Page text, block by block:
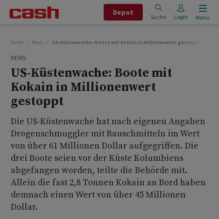
Depot
Suche Login Menu
Home News US-Küstenwache: Boote mit Kokain in Millionenwert gestoppt
NEWS
US-Küstenwache: Boote mit
Kokain in Millionenwert
gestoppt
Die US-Küstenwache hat nach eigenen Angaben
Drogenschmuggler mit Rauschmitteln im Wert
von über 61 Millionen Dollar aufgegriffen. Die
drei Boote seien vor der Küste Kolumbiens
abgefangen worden, teilte die Behörde mit.
Allein die fast 2,8 Tonnen Kokain an Bord haben
demnach einen Wert von über 45 Millionen
Dollar.